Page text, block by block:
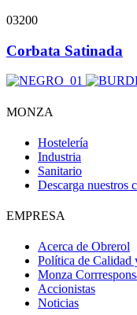
03200
Corbata Satinada
MONZA
Hostelería
Industria
Sanitario
Descarga nuestros
EMPRESA
Acerca de Obrerol
Política de Calidad
Monza
Accionistas
Noticias
Obri